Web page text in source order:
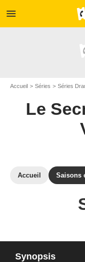
menu
Accueil Séries Séries
Le
Accueil Saisons
Synopsis